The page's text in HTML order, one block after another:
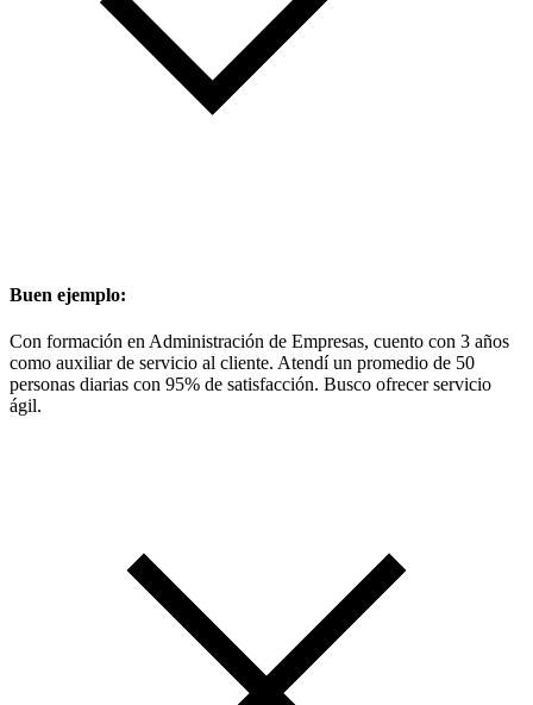
Buen ejemplo:
Con formación en Administración de Empresas, cuento con 3 años
como auxiliar de servicio al cliente. Atendí un promedio de 50
personas diarias con 95% de satisfacción. Busco ofrecer servicio
ágil.